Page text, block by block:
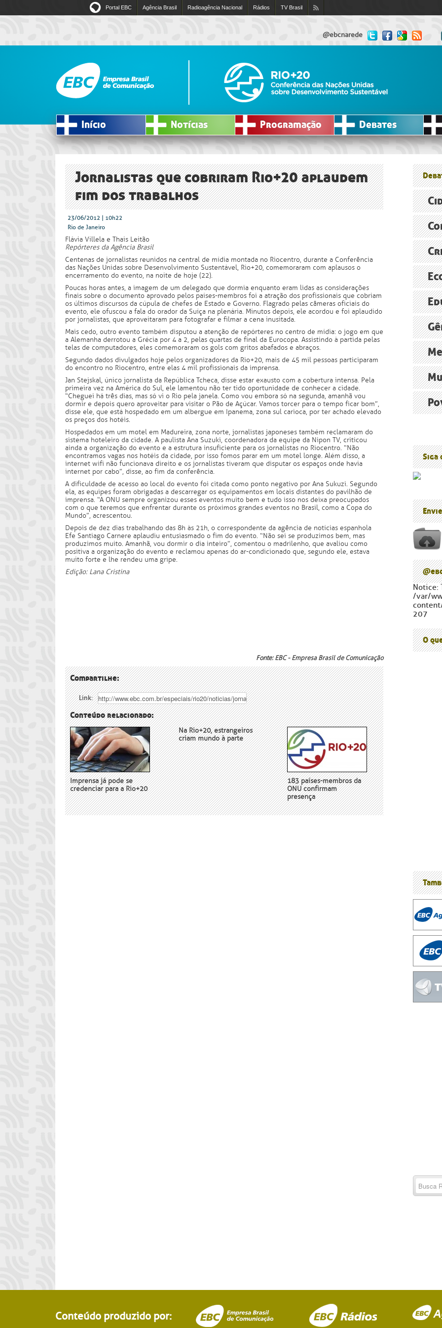
Portal EBC Agência Brasil Radioagência Nacional Rádios TV Brasil
nossos
@ebcnarede
Início Notícias Programação Debates
Jornalistas que cobriram Rio+20 aplaudem
fim dos trabalhos
23/06/2012 | 10h22
Rio de Janeiro
Flávia Villela e Thais Leitão
Repórteres da Agência Brasil
Centenas de jornalistas reunidos na central de mídia montada no Riocentro, durante a Conferência
das Nações Unidas sobre Desenvolvimento Sustentável, Rio+20, comemoraram com aplausos o
encerramento do evento, na noite de hoje (22).
Poucas horas antes, a imagem de um delegado que dormia enquanto eram lidas as considerações
finais sobre o documento aprovado pelos países-membros foi a atração dos profissionais que cobriam
os últimos discursos da cúpula de chefes de Estado e Governo. Flagrado pelas câmeras oficiais do
evento, ele ofuscou a fala do orador da Suíça na plenária. Minutos depois, ele acordou e foi aplaudido
por jornalistas, que aproveitaram para fotografar e filmar a cena inusitada.
Mais cedo, outro evento também disputou a atenção de repórteres no centro de mídia: o jogo em que
a Alemanha derrotou a Grécia por 4 a 2, pelas quartas de final da Eurocopa. Assistindo à partida pelas
telas de computadores, eles comemoraram os gols com gritos abafados e abraços.
Segundo dados divulgados hoje pelos organizadores da Rio+20, mais de 45 mil pessoas participaram
do encontro no Riocentro, entre elas 4 mil profissionais da imprensa.
Jan Stejskal, único jornalista da República Tcheca, disse estar exausto com a cobertura intensa. Pela
primeira vez na América do Sul, ele lamentou não ter tido oportunidade de conhecer a cidade.
“Cheguei há três dias, mas só vi o Rio pela janela. Como vou embora só na segunda, amanhã vou
dormir e depois quero aproveitar para visitar o Pão de Açúcar. Vamos torcer para o tempo ficar bom”,
disse ele, que está hospedado em um albergue em Ipanema, zona sul carioca, por ter achado elevado
os preços dos hotéis.
Hospedados em um motel em Madureira, zona norte, jornalistas japoneses também reclamaram do
sistema hoteleiro da cidade. A paulista Ana Suzuki, coordenadora da equipe da Nipon TV, criticou
ainda a organização do evento e a estrutura insuficiente para os jornalistas no Riocentro. “Não
encontramos vagas nos hotéis da cidade, por isso fomos parar em um motel longe. Além disso, a
internet wifi não funcionava direito e os jornalistas tiveram que disputar os espaços onde havia
internet por cabo”, disse, ao fim da conferência.
A dificuldade de acesso ao local do evento foi citada como ponto negativo por Ana Sukuzi. Segundo
ela, as equipes foram obrigadas a descarregar os equipamentos em locais distantes do pavilhão de
imprensa. “A ONU sempre organizou esses eventos muito bem e tudo isso nos deixa preocupados
com o que teremos que enfrentar durante os próximos grandes eventos no Brasil, como a Copa do
Mundo”, acrescentou.
Depois de dez dias trabalhando das 8h às 21h, o correspondente da agência de notícias espanhola
Efe Santiago Carnere aplaudiu entusiasmado o fim do evento. “Não sei se produzimos bem, mas
produzimos muito. Amanhã, vou dormir o dia inteiro”, comentou o madrilenho, que avaliou como
positiva a organização do evento e reclamou apenas do ar-condicionado que, segundo ele, estava
muito forte e lhe rendeu uma gripe.
Edição: Lana Cristina
Fonte:EBC - Empresa Brasil de Comunicação
Compartilhe:
Link:
Conteúdo relacionado:
Imprensa já pode se
credenciar para a Rio+20
Na Rio+20, estrangeiros
criam mundo à parte
183 países-membros da
ONU confirmam
presença
reformas
O
América
FAO
Agência
ONU
Brasil,
ONU
O
relatório
A
O debate
Grupo
Persiste
Cúpula
Norte
O
Agência
Blog do
Cúpula
Siga
Notice:
/var/
207
O
Buscar
por:
Conteúdo produzido por: